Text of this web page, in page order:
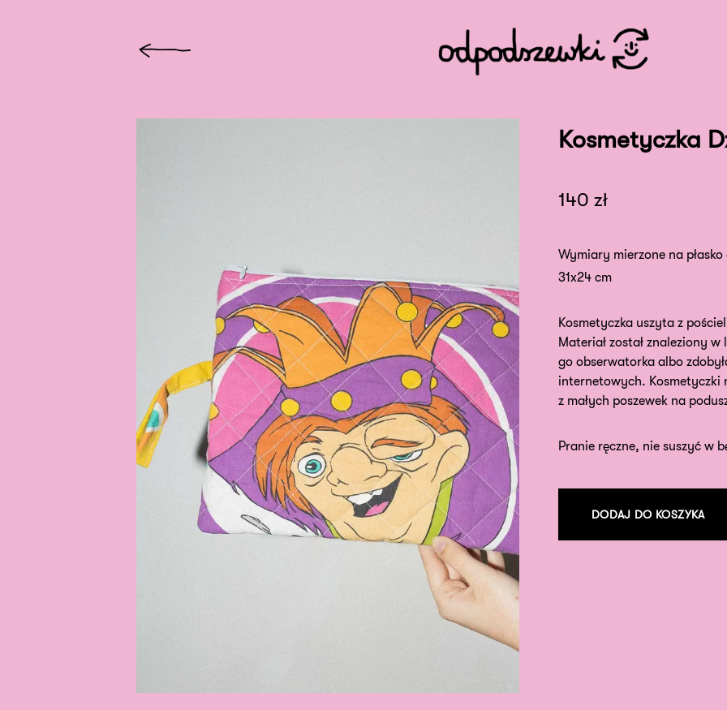
Kosmetyczka
140 zł
Wymiary mierzone na płasko
31x24 cm
Kosmetyczka uszyta z
Materiał został znaleziony w
go obserwatorka albo
internetowych. Kosmetyczki
z małych poszewek na
Pranie ręczne, nie suszyć w
DODAJ DO KOSZYKA